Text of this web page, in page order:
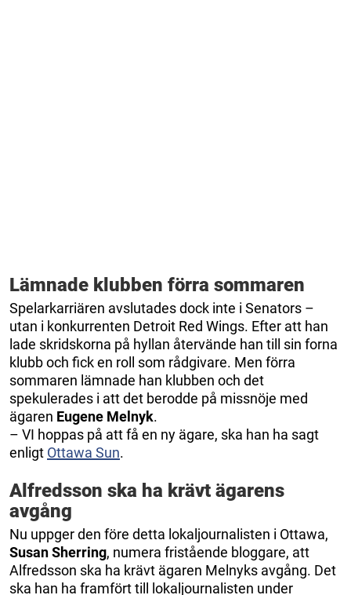
Lämnade klubben förra sommaren
Spelarkarriären avslutades dock inte i Senators –
utan i konkurrenten Detroit Red Wings. Efter att han
lade skridskorna på hyllan återvände han till sin forna
klubb och fick en roll som rådgivare. Men förra
sommaren lämnade han klubben och det
spekulerades i att det berodde på missnöje med
ägaren Eugene Melnyk.
– VI hoppas på att få en ny ägare, ska han ha sagt
enligt Ottawa Sun.
Alfredsson ska ha krävt ägarens
avgång
Nu uppger den före detta lokaljournalisten i Ottawa,
Susan Sherring, numera fristående bloggare, att
Alfredsson ska ha krävt ägaren Melnyks avgång. Det
ska han ha framfört till lokaljournalisten under